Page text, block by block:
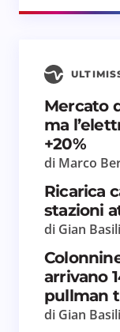
Mercato
ma
+20%
di Marco
Ricarica
stazioni
di Gian
arrivano
pullman
di Gian